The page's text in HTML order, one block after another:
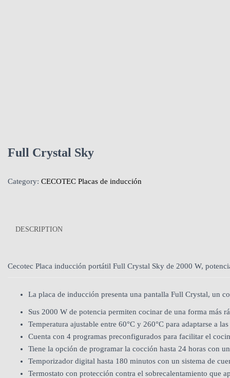
Full Crystal Sky
Category: CECOTEC Placas de inducción
DESCRIPTION
Cecotec Placa inducción portátil Full Crystal Sky de 2000 W,
La placa de inducción presenta una pantalla Full Crystal, un
Sus 2000 W de potencia permiten cocinar de una forma más
Temperatura ajustable entre 60°C y 260°C para adaptarse a
Cuenta con 4 programas preconfigurados para facilitar el
Tiene la opción de programar la cocción hasta 24 horas con
Temporizador digital hasta 180 minutos con un sistema de
Termostato con protección contra el sobrecalentamiento que